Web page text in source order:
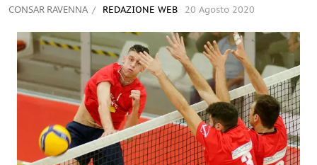
CONSAR RAVENNA REDAZIONE WEB 20 Agosto 2020